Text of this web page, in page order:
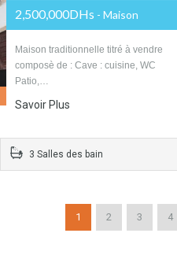
2,500,000DHs - Maison
Maison traditionnelle titré à vendre
composè de : Cave : cuisine, WC
Patio,…
Savoir Plus
3 Salles des bain
1 2 3 4